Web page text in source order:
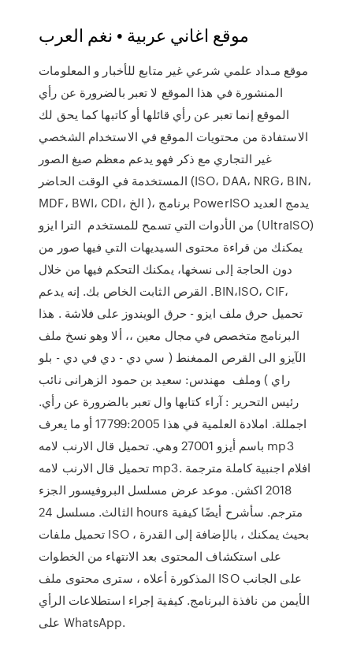
موقع اغاني عربية • نغم العرب
موقع مـداد علمي شرعي غير متابع للأخبار و المعلومات
المنشورة في هذا الموقع لا تعبر بالضرورة عن رأي
الموقع إنما تعبر عن رأي قائلها أو كاتبها كما يحق لك
الاستفادة من محتويات الموقع في الاستخدام الشخصي
غير التجاري مع ذكر فهو يدعم معظم صيغ الصور
المستخدمة في الوقت الحاضر (ISO، DAA، NRG، BIN،
MDF، BWI، CDI، الخ )، برنامج PowerISO يدمج العديد
من الأدوات التي تسمح للمستخدم الترا ايزو (UltraISO)
يمكنك من قراءة محتوى السيديهات التي فيها صور من
دون الحاجة إلى نسخها، يمكنك التحكم فيها من خلال
القرص الثابت الخاص بك. إنه يدعم .BIN،ISO، CIF،
تحميل حرق ملف ايزو - حرق الويندوز على فلاشة . هذا
البرنامج متخصص في مجال معين ،، ألا وهو نسخ ملف
الآيزو الى القرص الممغنط ( سي دي - دي في دي - بلو
راي ) وملف مهندس: سعيد بن حمود الزهرانى نائب
رئيس التحرير : آراء كتابها وال تعبر بالضرورة عن رأي.
اجمللة. املادة العلمية في هذا 17799:2005 أو ما يعرف
باسم أيزو 27001 وهي. تحميل قال الارنب لامه mp3
تحميل قال الارنب لامه mp3. افلام اجنبية كاملة مترجمة
2018 اكشن. موعد عرض مسلسل البروفيسور الجزء
الثالث. مسلسل 24 hours مترجم. سأشرح أيضًا كيفية
تحميل ملفات ISO ، بحيث يمكنك ، بالإضافة إلى القدرة
على استكشاف المحتوى بعد الانتهاء من الخطوات
المذكورة أعلاه ، سترى محتوى ملف ISO على الجانب
الأيمن من نافذة البرنامج. كيفية إجراء استطلاعات الرأي
على WhatsApp.